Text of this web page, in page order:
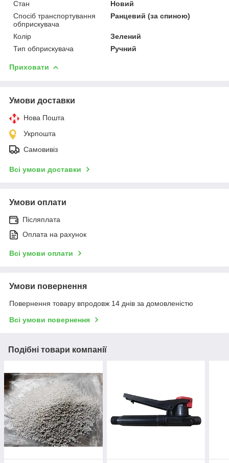
Стан
Новий
Спосіб транспортування
обприскувача
Ранцевий (за спиною)
Колір
Зелений
Тип обприскувача
Ручний
Приховати
Умови доставки
Нова Пошта
Укрпошта
Самовивіз
Всі умови доставки
Умови оплати
Післяплата
Оплата на рахунок
Всі умови оплати
Умови повернення
Повернення товару впродовж 14 днів за домовленістю
Всі умови повернення
Подібні товари компанії